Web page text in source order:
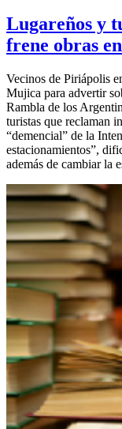
Lugareños y
frene obras
Vecinos de Piriápolis
Mujica para advertir
Rambla de los
turistas que reclaman
“demencial” de la
estacionamientos”,
además de cambiar la